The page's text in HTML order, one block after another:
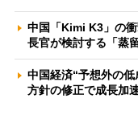
中国「Kimi K3」の
長官が検討する「蒸
中国経済“予想外の
方針の修正で成長加